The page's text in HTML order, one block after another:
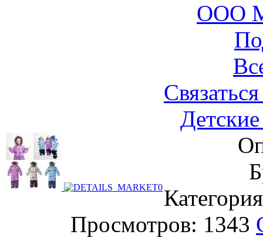
ООО
Просмотров: 1343